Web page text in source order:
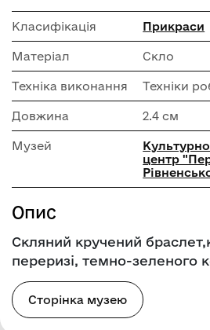
Класифікація Прикраси
Матеріал Скло
Техніка виконання Техніки
Довжина 2.4 см
Музей
центр
Опис
Скляний кручений
переризі, темно-зеленого
Сторінка музею